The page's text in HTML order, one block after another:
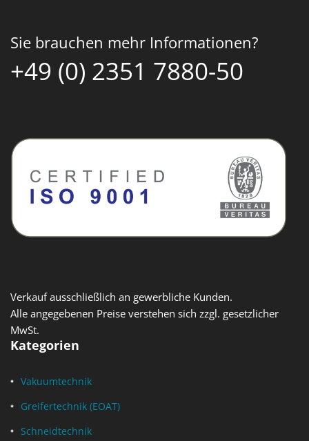
Sie brauchen mehr Informationen?
+49 (0) 2351 7880-50
Verkauf ausschließlich an gewerbliche Kunden.
Alle angegebenen Preise verstehen sich zzgl. gesetzlicher
MwSt.
Kategorien
Vakuumtechnik
Greifertechnik (EOAT)
Schneidtechnik